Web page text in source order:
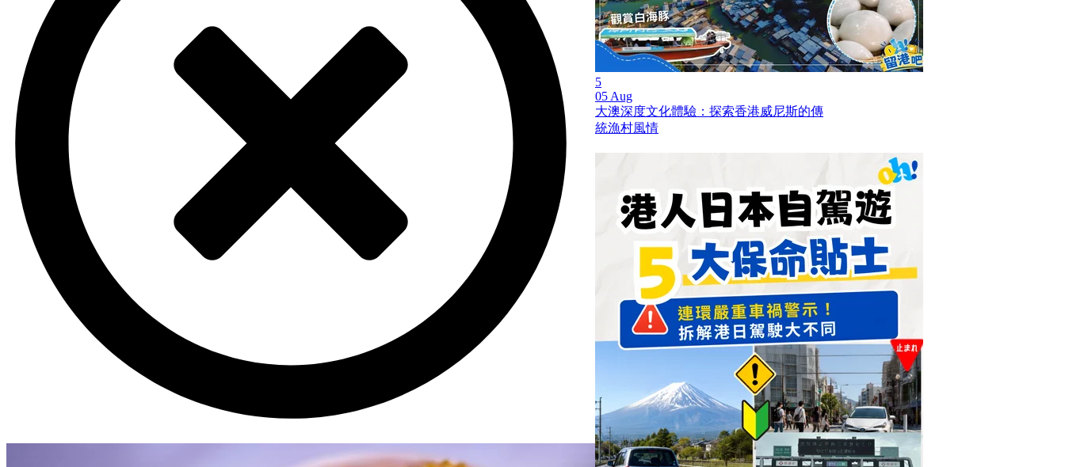
5
05 Aug
大澳深度文化體驗：探索香港威尼斯的傳
統漁村風情